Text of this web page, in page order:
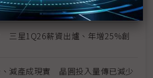
星工會5月21日展開總罷工
三星1Q26薪資出爐、年增25%創
減產成現實 晶圓投入量傳已減少